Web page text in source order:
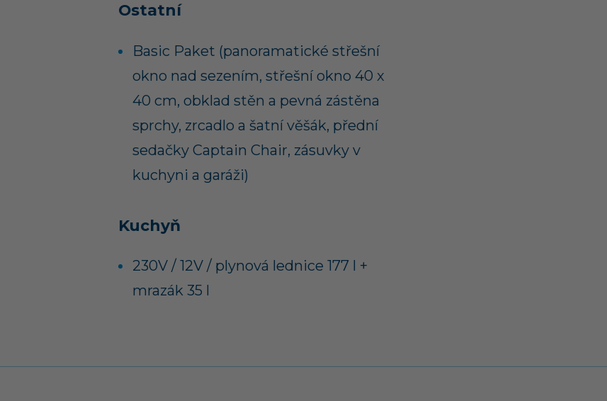
Ostatní
Basic Paket (panoramatické střešní
okno nad sezením, střešní okno 40 x
40 cm, obklad stěn a pevná zástěna
sprchy, zrcadlo a šatní věšák, přední
sedačky Captain Chair, zásuvky v
kuchyni a garáži)
Kuchyň
230V / 12V / plynová lednice 177 l +
mrazák 35 l